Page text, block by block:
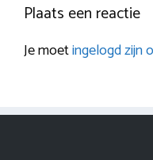
Plaats een reactie
Je moetingelogd zijn